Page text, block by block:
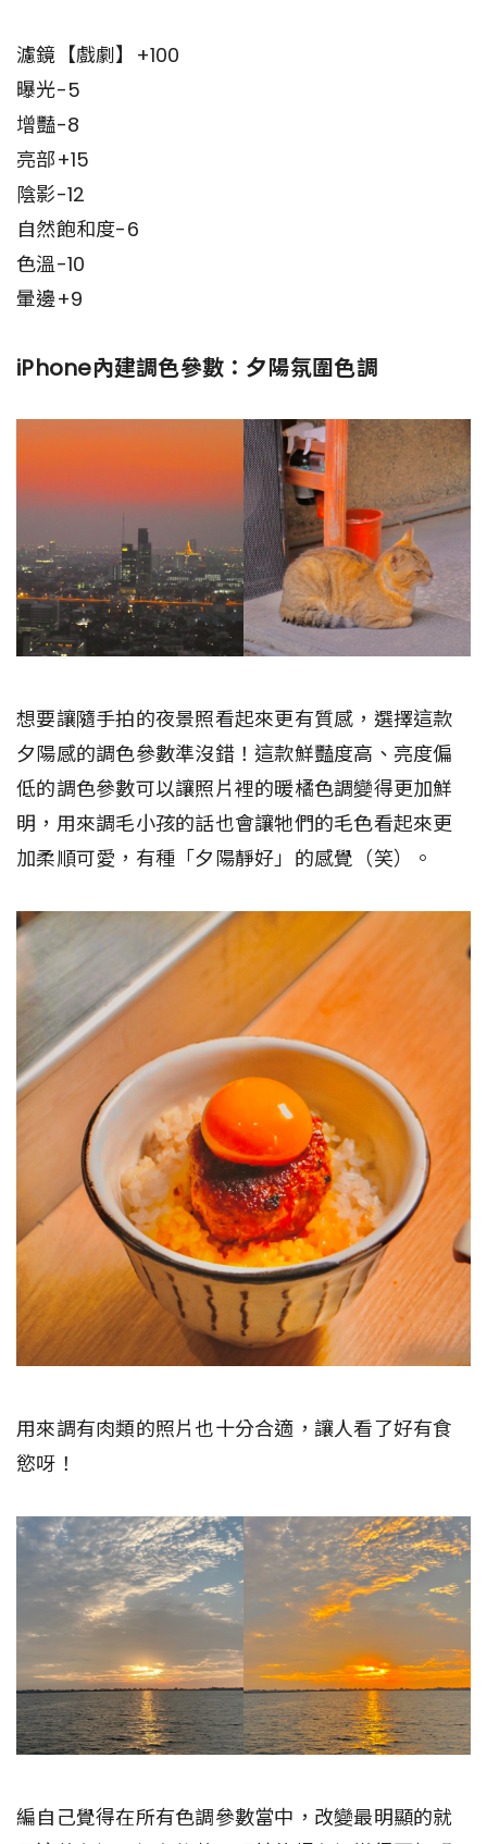
濾鏡【戲劇】+100
曝光-5
增豔-8
亮部+15
陰影-12
自然飽和度-6
色溫-10
暈邊+9
iPhone內建調色參數：夕陽氛圍色調
想要讓隨手拍的夜景照看起來更有質感，選擇這款
夕陽感的調色參數準沒錯！這款鮮豔度高、亮度偏
低的調色參數可以讓照片裡的暖橘色調變得更加鮮
明，用來調毛小孩的話也會讓牠們的毛色看起來更
加柔順可愛，有種「夕陽靜好」的感覺（笑）。
用來調有肉類的照片也十分合適，讓人看了好有食
慾呀！
編自己覺得在所有色調參數當中，改變最明顯的就